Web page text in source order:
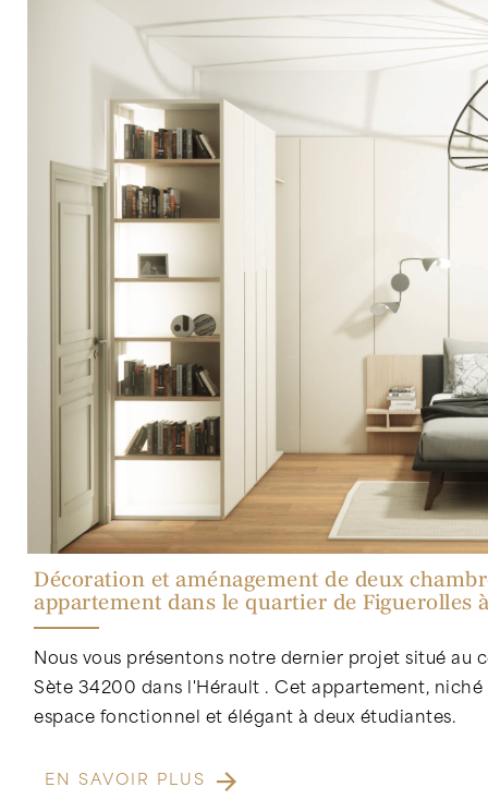
Décoration et aménagement de deux
appartement dans le quartier de Figuerolles
Nous vous présentons notre dernier projet situé
Sète 34200 dans l'Hérault . Cet appartement,
espace fonctionnel et élégant à deux étudiantes.
EN SAVOIR PLUS